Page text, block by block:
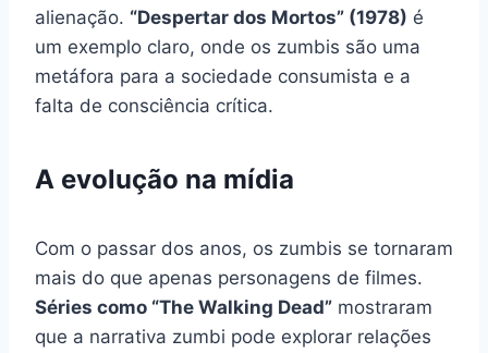
alienação. “Despertar dos Mortos” (1978) é
um exemplo claro, onde os zumbis são uma
metáfora para a sociedade consumista e a
falta de consciência crítica.
A evolução na mídia
Com o passar dos anos, os zumbis se tornaram
mais do que apenas personagens de filmes.
Séries como “The Walking Dead” mostraram
que a narrativa zumbi pode explorar relações